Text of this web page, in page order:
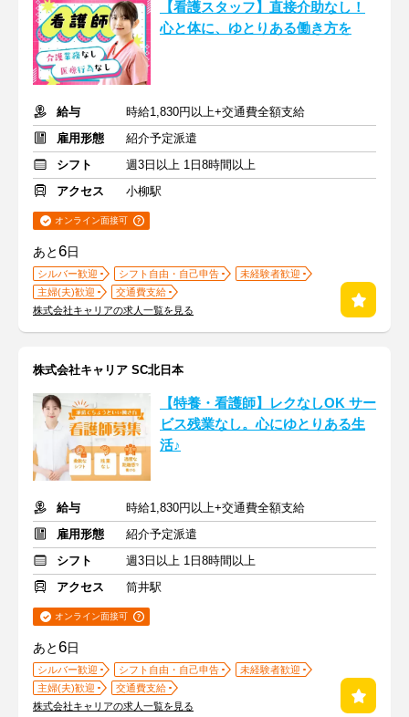
【看護スタッフ】直接介助なし！
心と体に、ゆとりある働き方を
給与
時給1,830円以上+交通費全額支給
雇用形態
紹介予定派遣
シフト
週3日以上 1日8時間以上
アクセス
小柳駅
オンライン面接可
あと6日
シルバー歓迎 シフト自由・自己申告
未経験者歓迎
主婦(夫)歓迎
交通費支給
株式会社キャリアの求人一覧を見る
株式会社キャリア SC北日本
【特養・看護師】レクなしOK サー
ビス残業なし。心にゆとりある生
活♪
給与
時給1,830円以上+交通費全額支給
雇用形態
紹介予定派遣
シフト
週3日以上 1日8時間以上
アクセス
筒井駅
オンライン面接可
あと6日
シルバー歓迎 シフト自由・自己申告
未経験者歓迎
主婦(夫)歓迎
交通費支給
株式会社キャリアの求人一覧を見る